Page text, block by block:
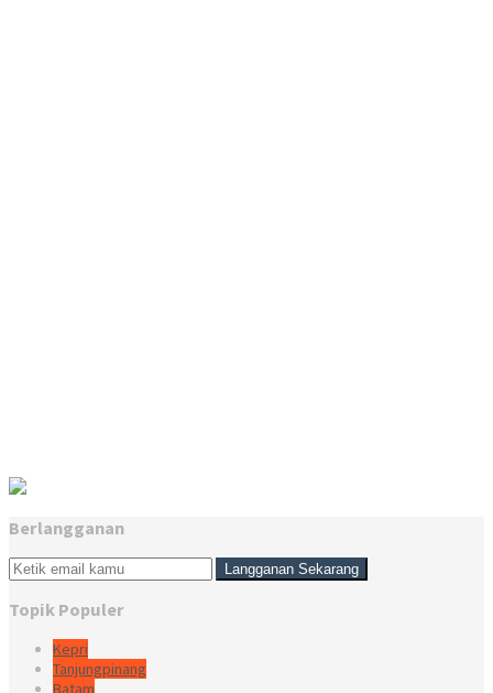
Berlangganan
Topik Populer
Kepri
Tanjungpinang
Batam